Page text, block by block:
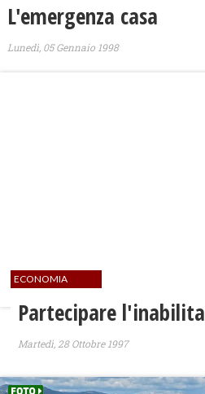
L'emergenza casa
Lunedì, 05 Gennaio 1998
ECONOMIA
Partecipare l'inabilita
Martedì, 28 Ottobre 1997